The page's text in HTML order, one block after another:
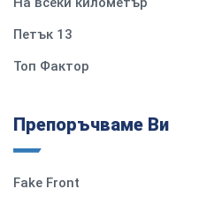
Петък 13
Топ Фактор
Препоръчваме Ви
Fake Front